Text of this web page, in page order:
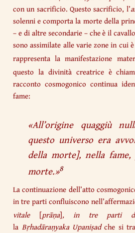
con un sacrificio. Questo sacrificio, l’
solenni e comporta la morte della
– e di altre secondarie – che è il
sono assimilate alle varie zone in cui
rappresenta la manifestazione
questo la divinità creatrice è
racconto cosmogonico continua
fame:
«All’origine quaggiù
questo universo era
della morte], nella fame,
morte.»8
La continuazione dell’atto
in tre parti confluiscono
vitale [prāṇa], in tre parti
la Bṛhadāraṇyaka Upaniṣadche si